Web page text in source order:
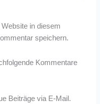
in diesem
speichern.
Kommentare
Beiträge via E-Mail.